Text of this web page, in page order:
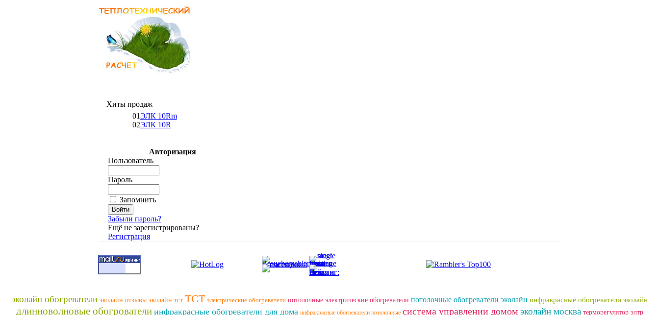
Хиты продаж
01ЭЛК 10Rm
02ЭЛК 10R
Авторизация
Пользователь
Пароль
Запомнить
Забыли пароль?
Ещё не зарегистрированы?
Регистрация
эколайн обогреватели эколайн отзывы эколайн тст ТСТ электрические обогреватели потолочные электрические обогреватели потолочные обогреватели эколайн инфракрасные обогреватели эколайн
длинноволновые обогрователи инфракрасные обогреватели для дома инфракрасные обогреватели потолочные система управлении домом эколайн москва терморегулятор элтр